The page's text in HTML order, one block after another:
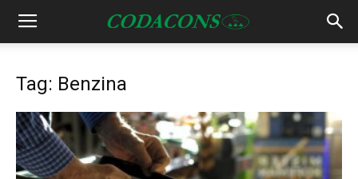
Tag: Benzina